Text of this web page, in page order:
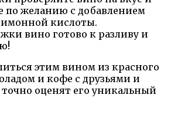
по желанию с добавлением
кислоты.
вино готово к разливу и
этим вином из красного
и кофе с друзьями и
оценят его уникальный